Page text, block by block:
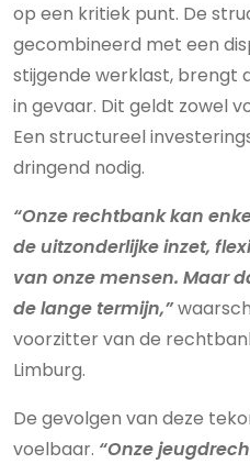
op een kritiek punt. De
gecombineerd met een
stijgende werklast, brengt
in gevaar. Dit geldt zowel
Een structureel
dringend nodig.
“Onze rechtbank kan
de uitzonderlijke inzet,
van onze mensen. Maar
de lange termijn,”
voorzitter van de
Limburg.
De gevolgen van deze
voelbaar. “Onze